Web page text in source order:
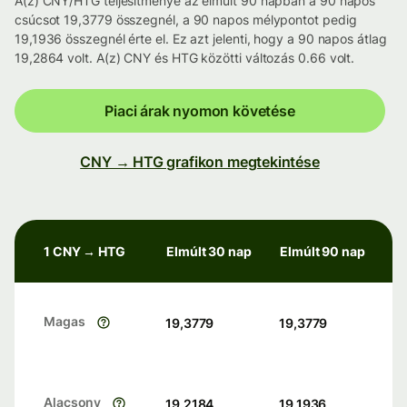
csúcsot 19,3779 összegnél, a 90 napos mélypontot pedig
19,1936 összegnél érte el. Ez azt jelenti, hogy a 90 napos átlag
19,2864 volt. A(z) CNY és HTG közötti változás 0.66 volt.
Piaci árak nyomon követése
CNY → HTG grafikon megtekintése
1 CNY → HTG Elmúlt 30 nap Elmúlt 90 nap
Magas 19,3779 19,3779
Alacsony